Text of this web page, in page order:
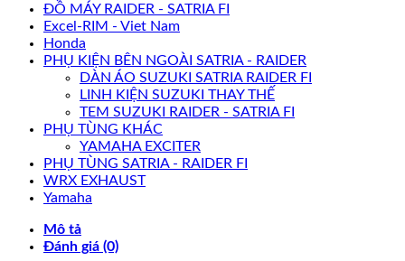
ĐỒ MÁY RAIDER - SATRIA FI
Excel-RIM - Viet Nam
Honda
PHỤ KIỆN BÊN NGOÀI SATRIA - RAIDER
DÀN ÁO SUZUKI SATRIA RAIDER FI
LINH KIỆN SUZUKI THAY THẾ
TEM SUZUKI RAIDER - SATRIA FI
PHỤ TÙNG KHÁC
YAMAHA EXCITER
PHỤ TÙNG SATRIA - RAIDER FI
WRX EXHAUST
Yamaha
Mô tả
Đánh giá (0)